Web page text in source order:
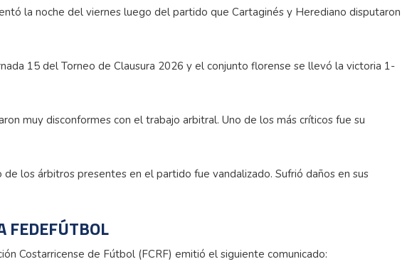
la noche del viernes luego del partido que Cartaginés y Herediano disputaron
15 del Torneo de Clausura 2026 y el conjunto florense se llevó la victoria 1-
muy disconformes con el trabajo arbitral. Uno de los más críticos fue su
los árbitros presentes en el partido fue vandalizado. Sufrió daños en sus
FEDEFÚTBOL
Costarricense de Fútbol (FCRF) emitió el siguiente comunicado: